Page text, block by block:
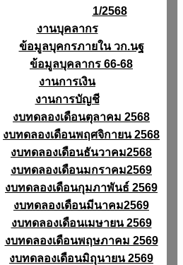
1/2568
งานบุคลากร
ข้อมูลบุคกรภายใน วก.นฐ
ข้อมูลบุคลากร 66-68
งานการเงิน
งานการบัญชี
งบทดลองเดือนตุลาคม 2568
งบทดลองเดือนพฤศจิกายน 2568
งบทดลองเดือนธันวาคม2568
งบทดลองเดือนมกราคม2569
งบทดลองเดือนกุมภาพันธ์ 2569
งบทดลองเดือนมีนาคม2569
งบทดลองเดือนเมษายน 2569
งบทดลองเดือนพฤษภาคม 2569
งบทดลองเดือนมิถุนายน 2569